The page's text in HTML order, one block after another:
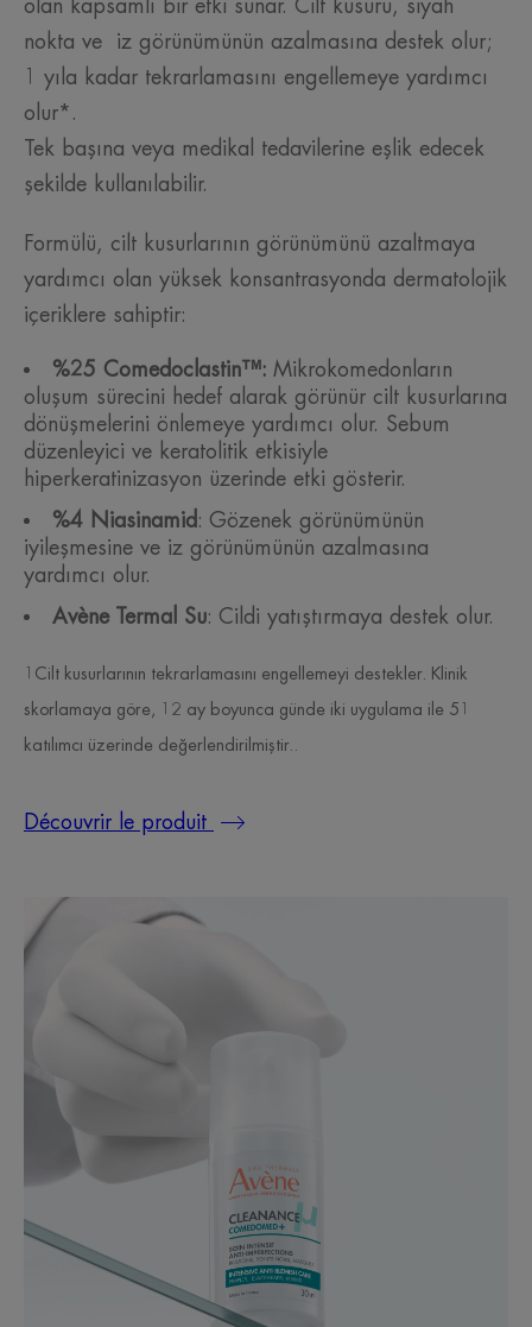
olan kapsamlı bir etki sunar. Cilt kusuru, siyah
nokta ve iz görünümünün azalmasına destek olur;
1 yıla kadar tekrarlamasını engellemeye yardımcı
olur*.
Tek başına veya medikal tedavilerine eşlik edecek
şekilde kullanılabilir.
Formülü, cilt kusurlarının görünümünü azaltmaya
yardımcı olan yüksek konsantrasyonda dermatolojik
içeriklere sahiptir:
%25 Comedoclastin™: Mikrokomedonların
oluşum sürecini hedef alarak görünür cilt kusurlarına
dönüşmelerini önlemeye yardımcı olur. Sebum
düzenleyici ve keratolitik etkisiyle
hiperkeratinizasyon üzerinde etki gösterir.
%4 Niasinamid : Gözenek görünümünün
iyileşmesine ve iz görünümünün azalmasına
yardımcı olur.
Avène Termal Su: Cildi yatıştırmaya destek olur.
1Cilt kusurlarının tekrarlamasını engellemeyi destekler. Klinik
skorlamaya göre, 12 ay boyunca günde iki uygulama ile 51
katılımcı üzerinde değerlendirilmiştir..
Découvrir le produit